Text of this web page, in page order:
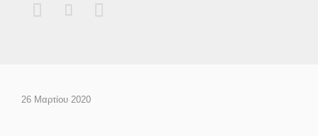
  
26 Μαρτίου 2020